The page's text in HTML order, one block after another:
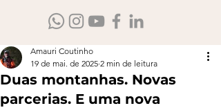
Duas montanhas. Novas
parcerias. E uma nova
Amauri Coutinho
19 de mai. de 2025 2 min de leitura